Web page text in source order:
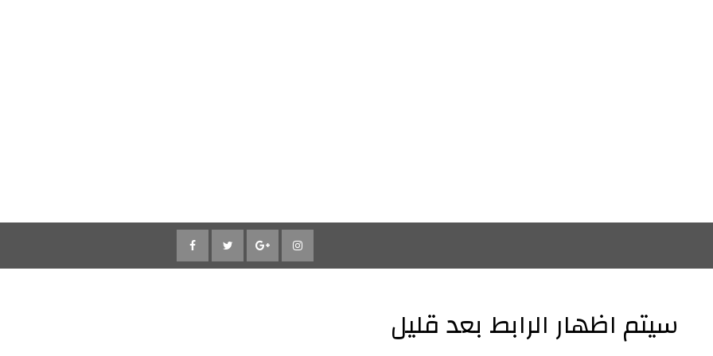
سيتم اظهار الرابط بعد قليل